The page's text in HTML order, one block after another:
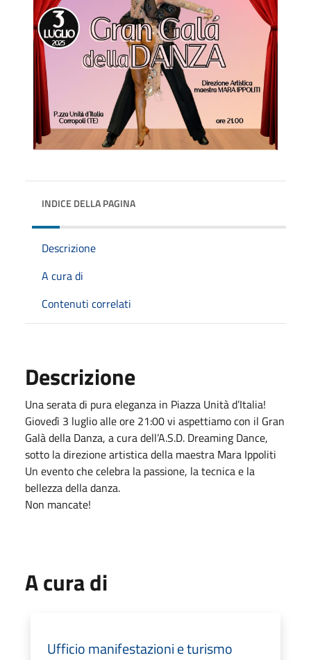
INDICE DELLA PAGINA
Descrizione
A cura di
Contenuti correlati
Descrizione
Una serata di pura eleganza in Piazza Unità d’Italia!
Giovedì 3 luglio alle ore 21:00 vi aspettiamo con il Gran
Galà della Danza, a cura dell’A.S.D. Dreaming Dance,
sotto la direzione artistica della maestra Mara Ippoliti
Un evento che celebra la passione, la tecnica e la
bellezza della danza.
Non mancate!
A cura di
Ufficio manifestazioni e turismo